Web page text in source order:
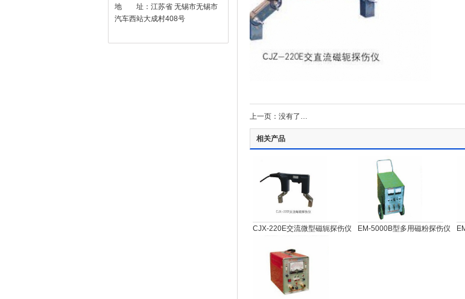
上一页：没有了…
相关产品
CJX-220E交流微型磁轭探伤仪 EM-5000B型多用磁粉探伤仪
地 址：江苏省 无锡市无锡市
汽车西站大成村408号